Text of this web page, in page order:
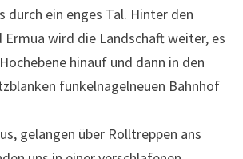
durch ein enges Tal. Hinter den
Ermua wird die Landschaft weiter, es
hinauf und dann in den
funkelnagelneuen Bahnhof
gelangen über Rolltreppen ans